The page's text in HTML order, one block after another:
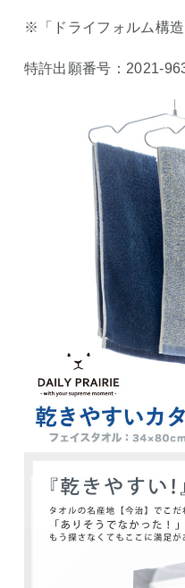
※「ドライフォルム構造
特許出願番号：2021-